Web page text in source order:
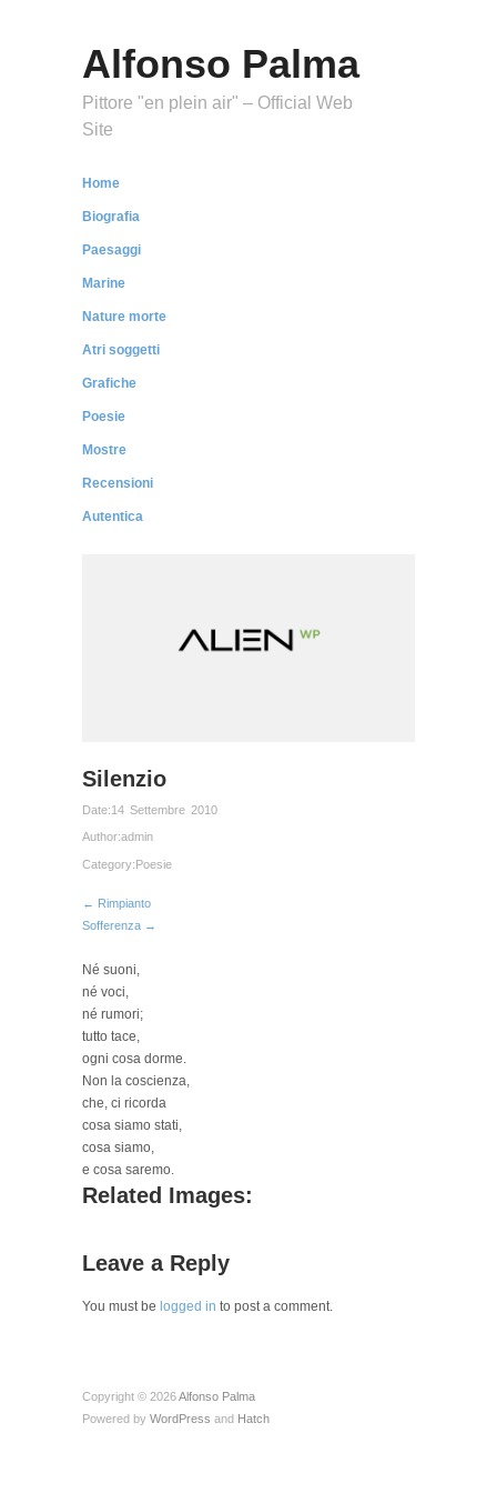
Alfonso Palma
Pittore "en plein air" – Official Web
Site
Home
Biografia
Paesaggi
Marine
Nature morte
Atri soggetti
Grafiche
Poesie
Mostre
Recensioni
Autentica
Silenzio
Date:14 Settembre 2010
Author:admin
Category:Poesie
← Rimpianto
Sofferenza →
Né suoni,
né voci,
né rumori;
tutto tace,
ogni cosa dorme.
Non la coscienza,
che, ci ricorda
cosa siamo stati,
cosa siamo,
e cosa saremo.
Related Images:
Leave a Reply
You must be logged in to post a comment.
Copyright © 2026Alfonso Palma
Powered by WordPress and Hatch